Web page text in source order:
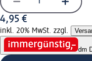
4,95 €
inkl. 20% MwSt. zzgl.
dm